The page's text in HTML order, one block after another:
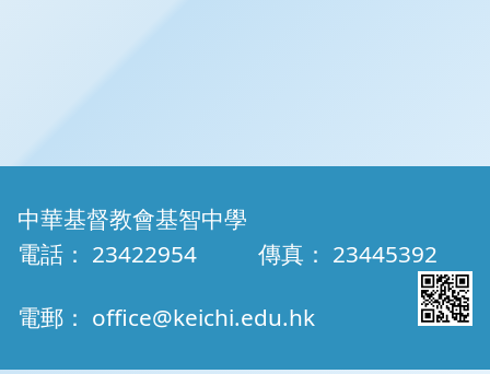
中華基督教會基智中學
電話：
23422954 傳真： 23445392
電郵： office@keichi.edu.hk